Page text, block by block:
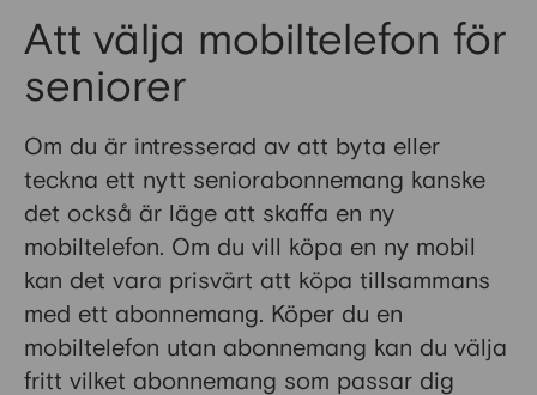
Att välja mobiltelefon för
seniorer
Om du är intresserad av att byta eller
teckna ett nytt seniorabonnemang kanske
det också är läge att skaffa en ny
mobiltelefon. Om du vill köpa en ny mobil
kan det vara prisvärt att köpa tillsammans
med ett abonnemang. Köper du en
mobiltelefon utan abonnemang kan du välja
fritt vilket abonnemang som passar dig